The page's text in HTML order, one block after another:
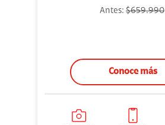
Antes: $659.990
Conoce más